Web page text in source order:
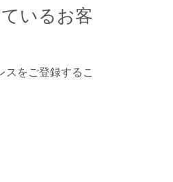
いるお客
スをご登録するこ